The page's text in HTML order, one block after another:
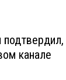
канале